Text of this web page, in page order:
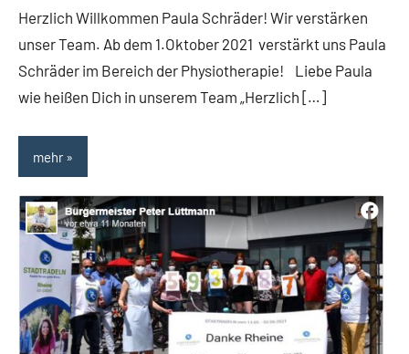
Herzlich Willkommen Paula Schräder! Wir verstärken
unser Team. Ab dem 1.Oktober 2021 verstärkt uns Paula
Schräder im Bereich der Physiotherapie! Liebe Paula
wie heißen Dich in unserem Team „Herzlich […]
mehr